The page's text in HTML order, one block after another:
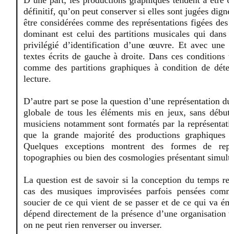
définitif, qu’on peut conserver si elles sont jugées
être considérées comme des représentations figées
dominant est celui des partitions musicales qui
privilégié d’identification d’une œuvre. Et avec
textes écrits de gauche à droite. Dans ces
comme des partitions graphiques à condition de
lecture.
D’autre part se pose la question d’une représentation
globale de tous les éléments mis en jeux, sans
musiciens notamment sont formatés par la
que la grande majorité des productions
Quelques exceptions montrent des formes de
topographies ou bien des cosmologies présentant
La question est de savoir si la conception du temps
cas des musiques improvisées parfois pensées
soucier de ce qui vient de se passer et de ce qui va
dépend directement de la présence d’une
on ne peut rien renverser ou inverser.